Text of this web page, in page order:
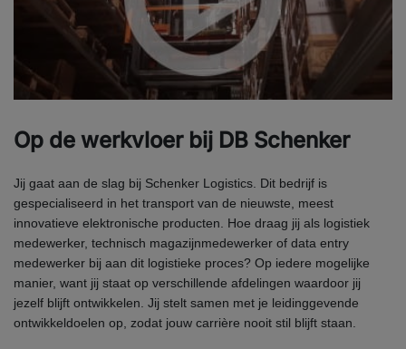
Op de werkvloer bij DB Schenker
Jij gaat aan de slag bij Schenker Logistics. Dit bedrijf is
gespecialiseerd in het transport van de nieuwste, meest
innovatieve elektronische producten. Hoe draag jij als logistiek
medewerker, technisch magazijnmedewerker of data entry
medewerker bij aan dit logistieke proces? Op iedere mogelijke
manier, want jij staat op verschillende afdelingen waardoor jij
jezelf blijft ontwikkelen. Jij stelt samen met je leidinggevende
ontwikkeldoelen op, zodat jouw carrière nooit stil blijft staan.